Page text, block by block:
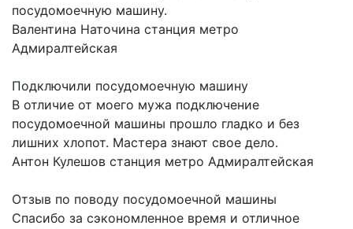
посудомоечную машину.
Валентина Наточина станция метро
Адмиралтейская
Подключили посудомоечную машину
В отличие от моего мужа подключение
посудомоечной машины прошло гладко и без
лишних хлопот. Мастера знают свое дело.
Антон Кулешов станция метро Адмиралтейская
Отзыв по поводу посудомоечной машины
Спасибо за сэкономленное время и отличное